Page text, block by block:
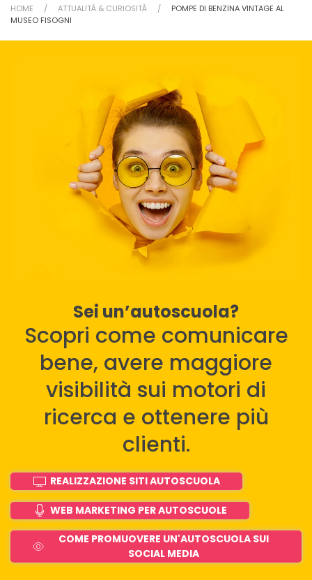
HOME ATTUALITÀ & CURIOSITÀ
POMPE DI BENZINA VINTAGE AL
MUSEO FISOGNI
Sei un’autoscuola?
Scopri come comunicare
bene, avere maggiore
visibilità sui motori di
ricerca e ottenere più
clienti.
REALIZZAZIONE SITI AUTOSCUOLA
WEB MARKETING PER AUTOSCUOLE
COME PROMUOVERE UN'AUTOSCUOLA SUI
SOCIAL MEDIA